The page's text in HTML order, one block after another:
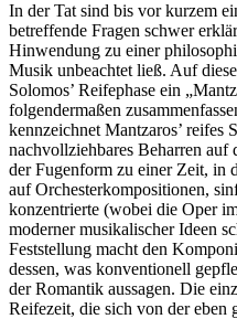
In der Tat sind bis vor kurzem
betreffende Fragen schwer
Hinwendung zu einer
Musik unbeachtet ließ. Auf
Solomos’ Reifephase ein
folgendermaßen
kennzeichnet Mantzaros’ reifes
nachvollziehbares Beharren auf
der Fugenform zu einer Zeit, in
auf Orchesterkompositionen,
konzentrierte (wobei die Oper
moderner musikalischer Ideen
Feststellung macht den
dessen, was konventionell
der Romantik aussagen. Die
Reifezeit, die sich von der eben